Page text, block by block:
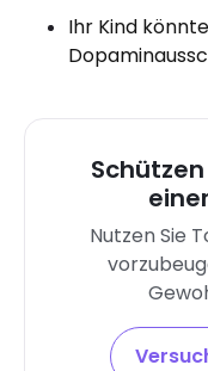
Ihr Kind
Nutzen Sie